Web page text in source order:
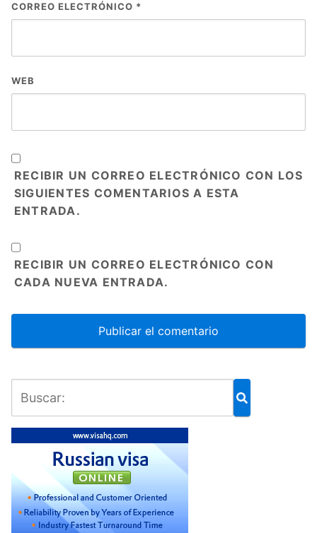
CORREO ELECTRÓNICO *
WEB
RECIBIR UN CORREO ELECTRÓNICO CON LOS
SIGUIENTES COMENTARIOS A ESTA
ENTRADA.
RECIBIR UN CORREO ELECTRÓNICO CON
CADA NUEVA ENTRADA.